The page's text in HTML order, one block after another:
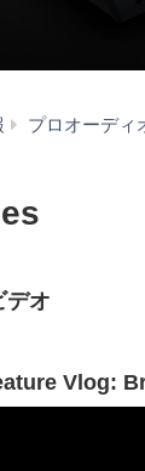
プロオーディ
デオ
Vlog: